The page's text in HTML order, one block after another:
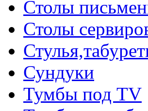
Столы
Столы
Сундуки
Тумбы под TV